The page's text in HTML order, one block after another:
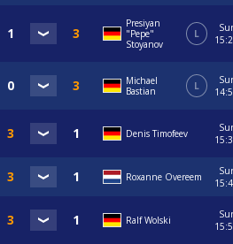
Presiyan
"Pepe"
Stoyanov
L
Michael
Bastian
L
Denis Timofeev
Roxanne Overeem
Ralf Wolski